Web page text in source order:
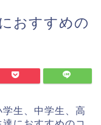
おすすめの
生、中学生、高